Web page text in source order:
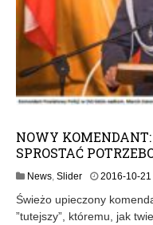
NOWY
SPROSTAĆ
News Slider 2016-10-21
Świeżo upieczony
”tutejszy”, któremu, jak